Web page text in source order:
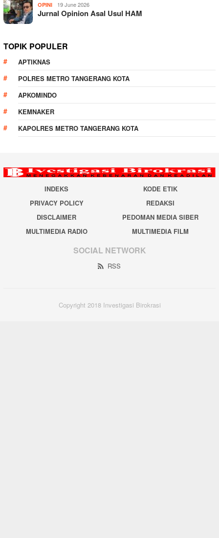
OPINI 19 June 2026
Jurnal Opinion Asal Usul HAM
TOPIK POPULER
APTIKNAS
POLRES METRO TANGERANG KOTA
APKOMINDO
KEMNAKER
KAPOLRES METRO TANGERANG KOTA
INDEKS
KODE ETIK
PRIVACY POLICY
REDAKSI
DISCLAIMER
PEDOMAN MEDIA SIBER
MULTIMEDIA RADIO
MULTIMEDIA FILM
SOCIAL NETWORK
RSS
Copyright 2018 Investigasi Birokrasi